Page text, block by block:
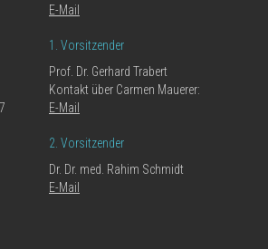
E-Mail
1. Vorsitzender
Prof. Dr. Gerhard Trabert
Kontakt über Carmen Mauerer:
E-Mail
2. Vorsitzender
Dr. Dr. med. Rahim Schmidt
E-Mail